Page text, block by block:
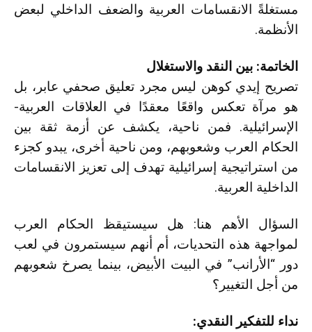
مستغلةً الانقسامات العربية والضعف الداخلي لبعض
الأنظمة.
الخاتمة: بين النقد والاستغلال
تصريح إيدي كوهن ليس مجرد تعليق صحفي عابر، بل
هو مرآة تعكس واقعًا معقدًا في العلاقات العربية-
الإسرائيلية. فمن ناحية، يكشف عن أزمة ثقة بين
الحكام العرب وشعوبهم، ومن ناحية أخرى، يبدو كجزء
من استراتيجية إسرائيلية تهدف إلى تعزيز الانقسامات
الداخلية العربية.
السؤال الأهم هنا: هل سيستيقظ الحكام العرب
لمواجهة هذه التحديات، أم أنهم سيستمرون في لعب
دور “الأرانب” في البيت الأبيض، بينما يصرخ شعوبهم
من أجل التغيير؟
نداء للتفكير النقدي: